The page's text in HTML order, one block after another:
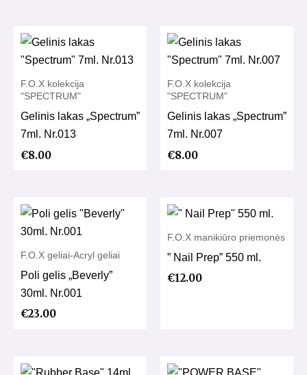
F.O.X kolekcija
"SPECTRUM"
Gelinis lakas „Spectrum”
7ml. Nr.013
€8.00
F.O.X kolekcija
"SPECTRUM"
Gelinis lakas „Spectrum”
7ml. Nr.007
€8.00
F.O.X geliai-Acryl geliai
Poli gelis „Beverly”
30ml. Nr.001
€23.00
F.O.X manikiūro priemonės
” Nail Prep” 550 ml.
€12.00